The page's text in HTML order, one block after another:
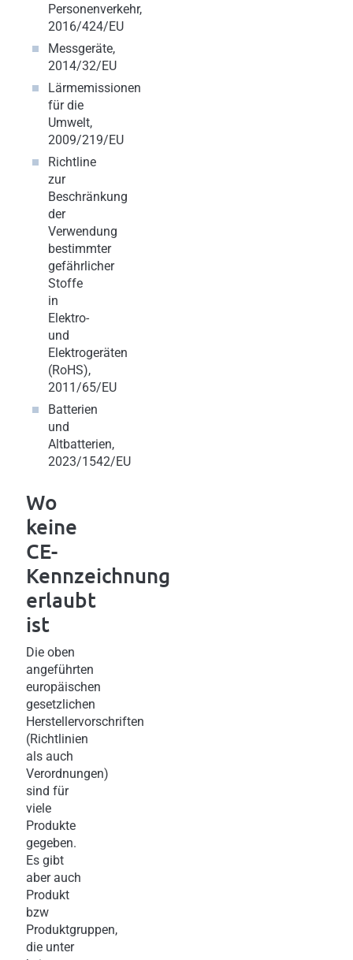
Personenverkehr,
2016/424/EU
Messgeräte,
2014/32/EU
Lärmemissionen
für die
Umwelt,
2009/219/EU
Richtline
zur
Beschränkung
der
Verwendung
bestimmter
gefährlicher
Stoffe
in
Elektro-
und
Elektrogeräten
(RoHS),
2011/65/EU
Batterien
und
Altbatterien,
2023/1542/EU
Wo
keine
CE-
Kennzeichnung
erlaubt
ist
Die oben
angeführten
europäischen
gesetzlichen
Herstellervorschriften
(Richtlinien
als auch
Verordnungen)
sind für
viele
Produkte
gegeben.
Es gibt
aber auch
Produkt
bzw
Produktgruppen,
die unter